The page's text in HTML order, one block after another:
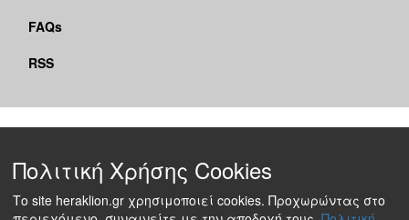
FAQs
RSS
Πολιτική Χρήσης Cookies
Το site heraklion.gr χρησιμοποιεί cookies. Προχωρώντας στο